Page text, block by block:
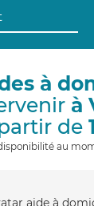
à
à
de
au